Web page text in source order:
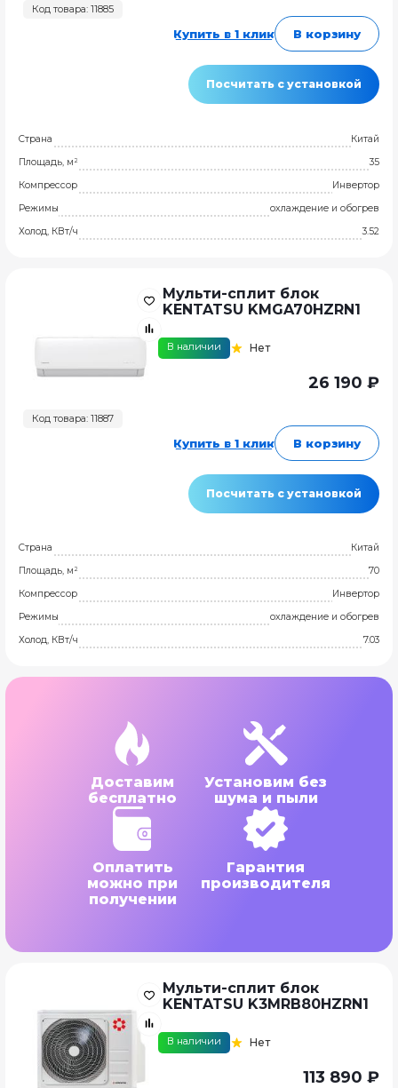
Код товара: 11885
Купить в 1 клик В корзину
Посчитать с установкой
Страна
Китай
Площадь, м²
35
Компрессор
Инвертор
Режимы
охлаждение и обогрев
Холод, КВт/ч
3.52
Код товара: 11887
Мульти-сплит блок
KENTATSU KMGA70HZRN1
В наличии Нет
26 190 ₽
Купить в 1 клик В корзину
Посчитать с установкой
Страна
Китай
Площадь, м²
70
Компрессор
Инвертор
Режимы
охлаждение и обогрев
Холод, КВт/ч
7.03
Доставим
бесплатно
Установим без
шума и пыли
Оплатить
можно при
получении
Гарантия
производителя
Мульти-сплит блок
KENTATSU K3MRB80HZRN1
В наличии Нет
113 890 ₽